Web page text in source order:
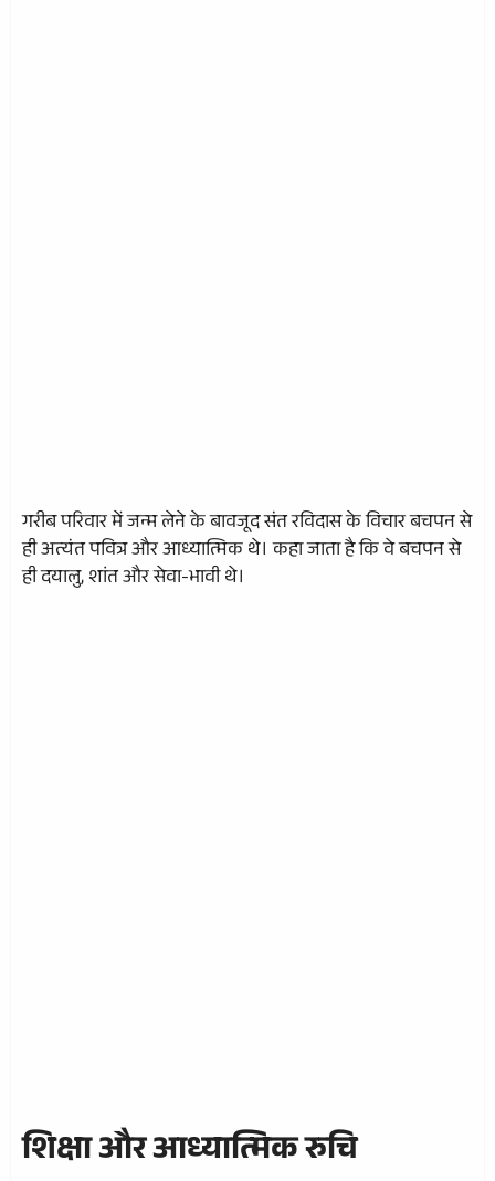
गरीब परिवार में जन्म लेने के बावजूद संत रविदास के विचार बचपन से
ही अत्यंत पवित्र और आध्यात्मिक थे। कहा जाता है कि वे बचपन से
ही दयालु, शांत और सेवा-भावी थे।
शिक्षा और आध्यात्मिक रुचि